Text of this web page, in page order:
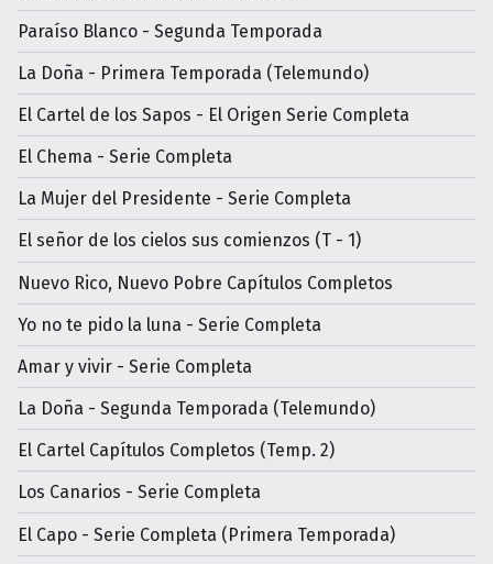
Paraíso Blanco - Segunda Temporada
La Doña - Primera Temporada (Telemundo)
El Cartel de los Sapos - El Origen Serie Completa
El Chema - Serie Completa
La Mujer del Presidente - Serie Completa
El señor de los cielos sus comienzos (T - 1)
Nuevo Rico, Nuevo Pobre Capítulos Completos
Yo no te pido la luna - Serie Completa
Amar y vivir - Serie Completa
La Doña - Segunda Temporada (Telemundo)
El Cartel Capítulos Completos (Temp. 2)
Los Canarios - Serie Completa
El Capo - Serie Completa (Primera Temporada)